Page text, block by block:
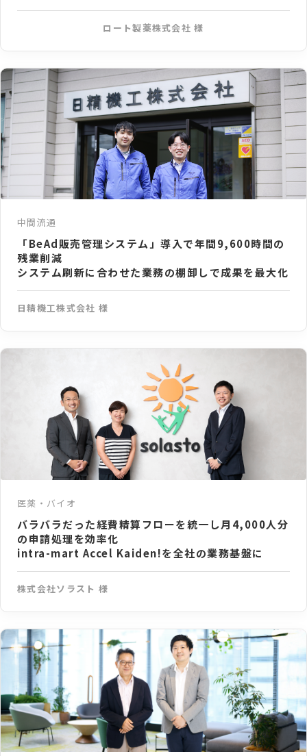
ロート製薬株式会社 様
中間流通
「BeAd販売管理システム」導入で年間9,600時間の
残業削減
システム刷新に合わせた業務の棚卸しで成果を最大化
日精機工株式会社 様
医薬・バイオ
バラバラだった経費精算フローを統一し月4,000人分
の申請処理を効率化
intra-mart Accel Kaiden!を全社の業務基盤に
株式会社ソラスト 様